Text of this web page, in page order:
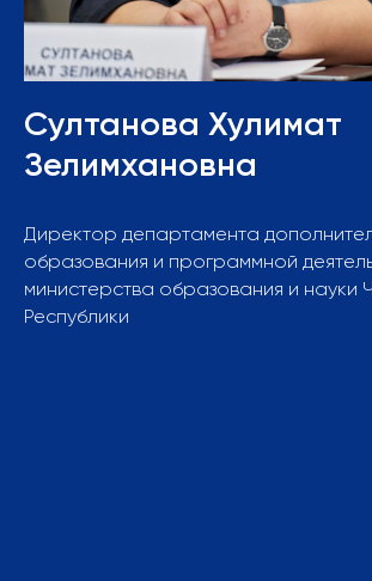
Султанова Хулимат
Зелимхановна
Директор департамента
образования и программной
министерства образования и науки
Республики